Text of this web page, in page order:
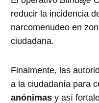
reducir la incidencia
narcomenudeo en
ciudadana.
Finalmente, las
a la ciudadanía para
anónimasy así